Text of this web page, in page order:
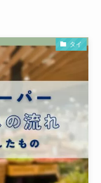
タイ